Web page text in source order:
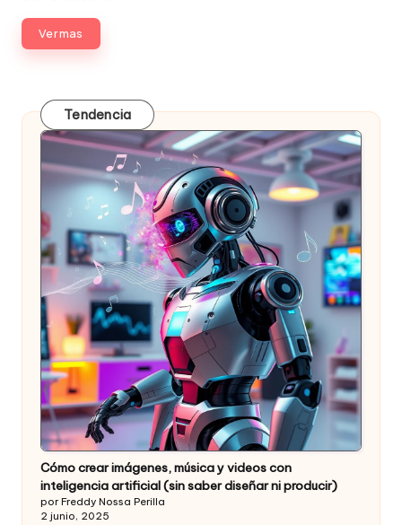
Ver mas
Tendencia
Cómo crear imágenes, música y videos con
inteligencia artificial (sin saber diseñar ni producir)
por Freddy Nossa Perilla
2 junio, 2025